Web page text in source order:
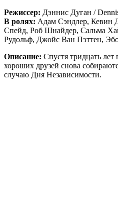
Режиссер: Дэннис Дуган /
В ролях: Адам Сэндлер, Кевин
Спейд, Роб Шнайдер, Сальма
Рудольф, Джойс Ван Пэттен,
Описание: Спустя тридцать
хороших друзей снова
случаю Дня Независимости.